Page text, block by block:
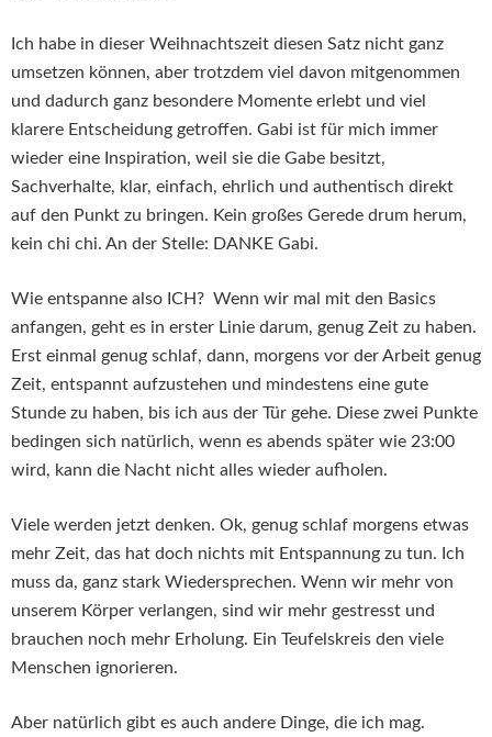
Ich habe in dieser Weihnachtszeit diesen Satz nicht ganz
umsetzen können, aber trotzdem viel davon mitgenommen
und dadurch ganz besondere Momente erlebt und viel
klarere Entscheidung getroffen. Gabi ist für mich immer
wieder eine Inspiration, weil sie die Gabe besitzt,
Sachverhalte, klar, einfach, ehrlich und authentisch direkt
auf den Punkt zu bringen. Kein großes Gerede drum herum,
kein chi chi. An der Stelle: DANKE Gabi.
Wie entspanne also ICH? Wenn wir mal mit den Basics
anfangen, geht es in erster Linie darum, genug Zeit zu haben.
Erst einmal genug schlaf, dann, morgens vor der Arbeit genug
Zeit, entspannt aufzustehen und mindestens eine gute
Stunde zu haben, bis ich aus der Tür gehe. Diese zwei Punkte
bedingen sich natürlich, wenn es abends später wie 23:00
wird, kann die Nacht nicht alles wieder aufholen.
Viele werden jetzt denken. Ok, genug schlaf morgens etwas
mehr Zeit, das hat doch nichts mit Entspannung zu tun. Ich
muss da, ganz stark Wiedersprechen. Wenn wir mehr von
unserem Körper verlangen, sind wir mehr gestresst und
brauchen noch mehr Erholung. Ein Teufelskreis den viele
Menschen ignorieren.
Aber natürlich gibt es auch andere Dinge, die ich mag.